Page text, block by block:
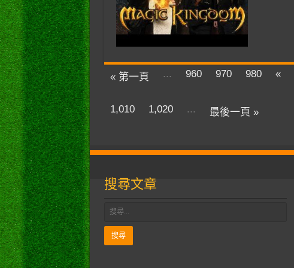
« 第一頁 ... 960 970 980 «
1,010
1,020 ... 最後一頁 »
搜尋文章